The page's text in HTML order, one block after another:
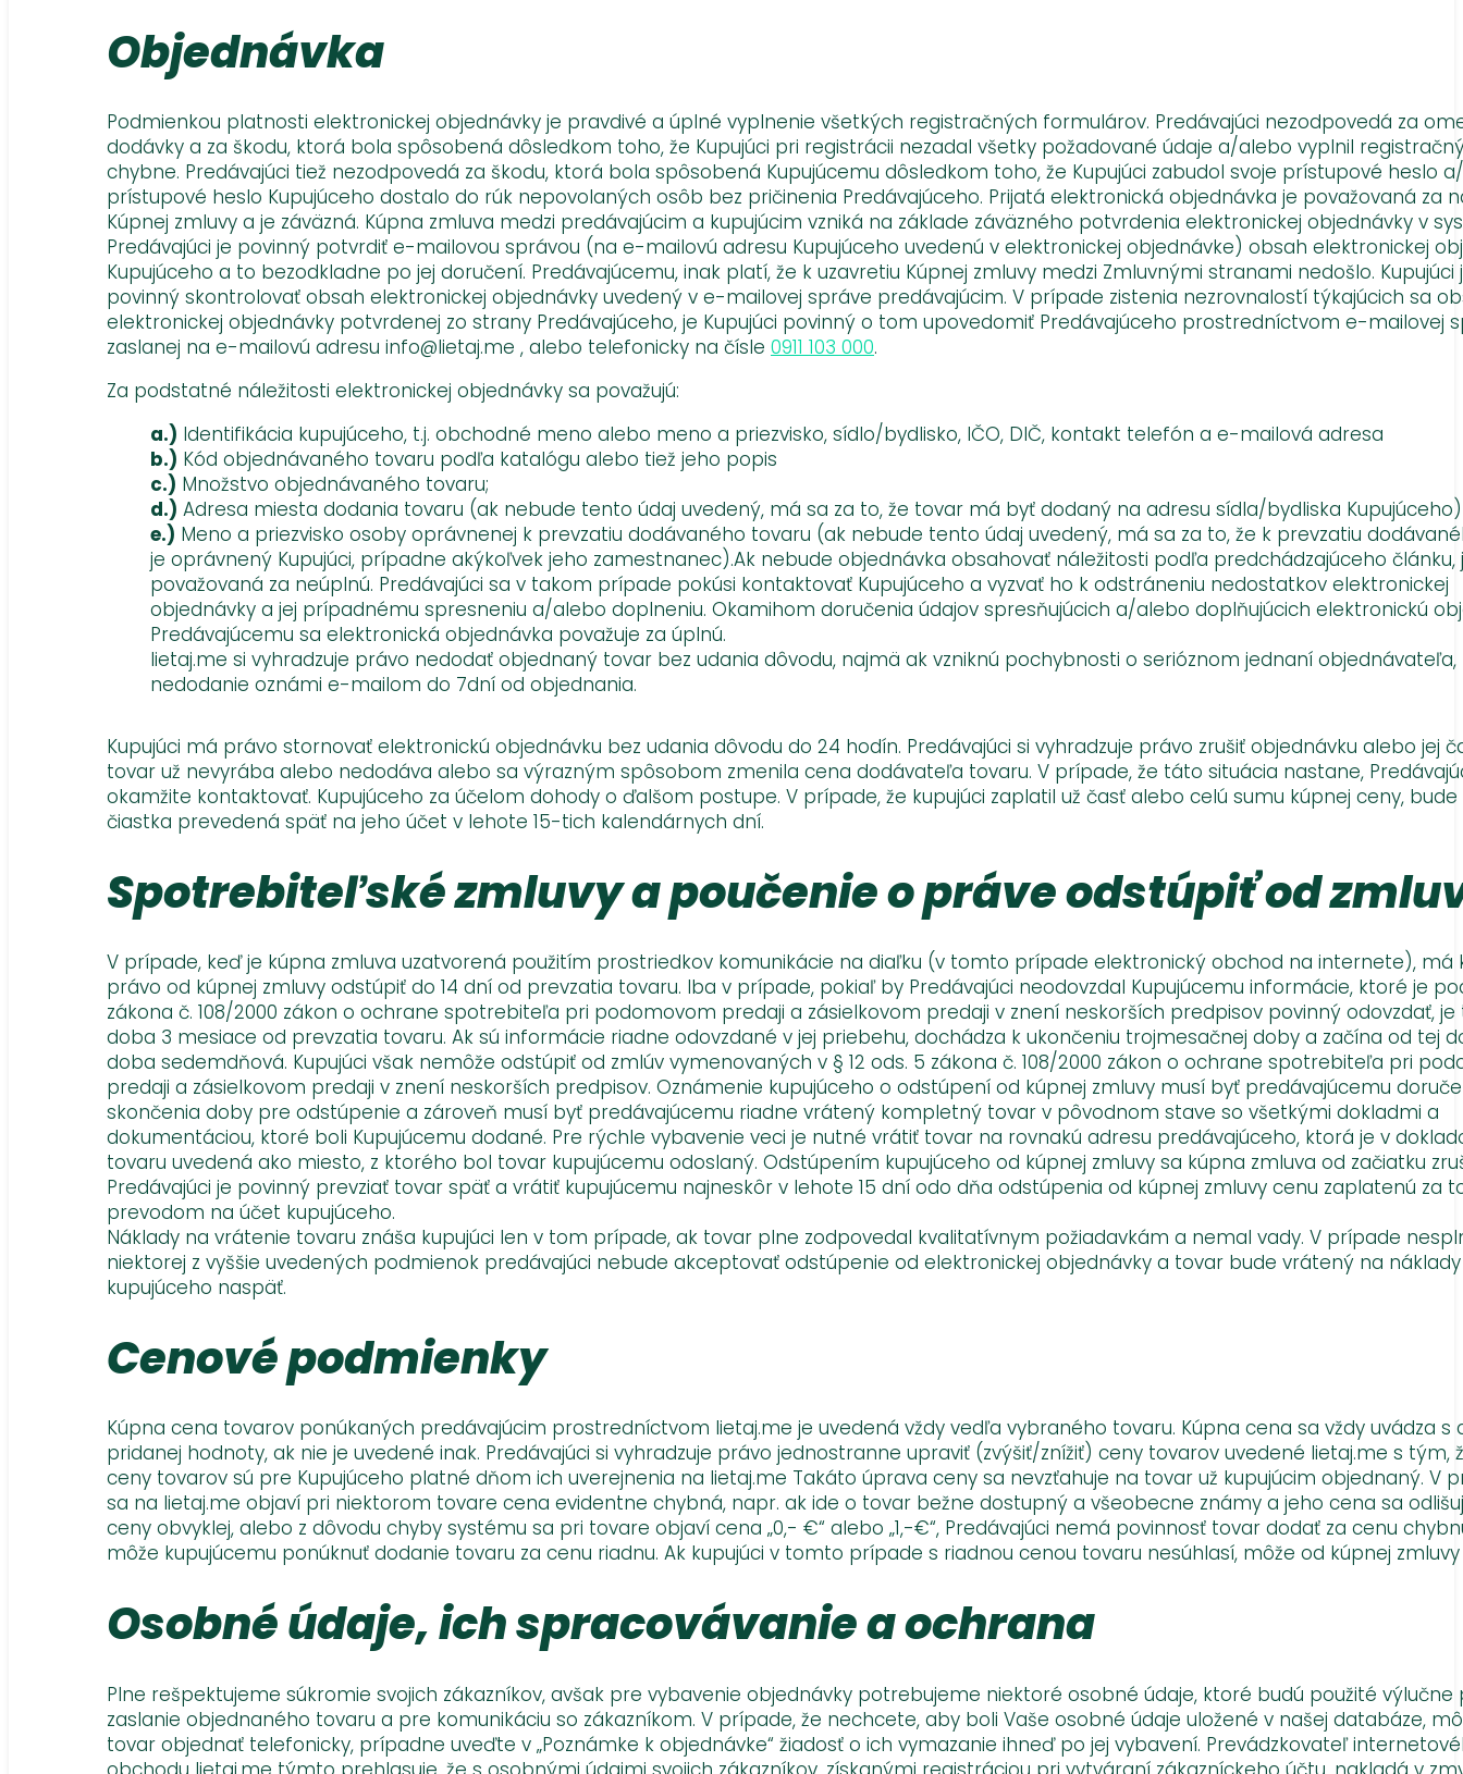
Objednávka
Podmienkou platnosti elektronickej objednávky je pravdivé a úplné vyplnenie všetkých registračných formulárov. Predávajúci nezodpovedá za
dodávky a za škodu, ktorá bola spôsobená dôsledkom toho, že Kupujúci pri registrácii nezadal všetky požadované údaje a/alebo vyplnil
chybne. Predávajúci tiež nezodpovedá za škodu, ktorá bola spôsobená Kupujúcemu dôsledkom toho, že Kupujúci zabudol svoje prístupové heslo
prístupové heslo Kupujúceho dostalo do rúk nepovolaných osôb bez pričinenia Predávajúceho. Prijatá elektronická objednávka je považovaná za
Kúpnej zmluvy a je záväzná. Kúpna zmluva medzi predávajúcim a kupujúcim vzniká na základe záväzného potvrdenia elektronickej objednávky v
Predávajúci je povinný potvrdiť e-mailovou správou (na e-mailovú adresu Kupujúceho uvedenú v elektronickej objednávke) obsah elektronickej
Kupujúceho a to bezodkladne po jej doručení. Predávajúcemu, inak platí, že k uzavretiu Kúpnej zmluvy medzi Zmluvnými stranami nedošlo. Kupujúci
povinný skontrolovať obsah elektronickej objednávky uvedený v e-mailovej správe predávajúcim. V prípade zistenia nezrovnalostí týkajúcich sa
elektronickej objednávky potvrdenej zo strany Predávajúceho, je Kupujúci povinný o tom upovedomiť Predávajúceho prostredníctvom e-mailovej
zaslanej na e-mailovú adresu info@lietaj.me , alebo telefonicky na čísle 0911 103 000.
Za podstatné náležitosti elektronickej objednávky sa považujú:
a.) Identifikácia kupujúceho, t.j. obchodné meno alebo meno a priezvisko, sídlo/bydlisko, IČO, DIČ, kontakt telefón a e-mailová adresa
b.) Kód objednávaného tovaru podľa katalógu alebo tiež jeho popis
c.) Množstvo objednávaného tovaru;
d.) Adresa miesta dodania tovaru (ak nebude tento údaj uvedený, má sa za to, že tovar má byť dodaný na adresu sídla/bydliska Kupujúceho)
e.) Meno a priezvisko osoby oprávnenej k prevzatiu dodávaného tovaru (ak nebude tento údaj uvedený, má sa za to, že k prevzatiu
je oprávnený Kupujúci, prípadne akýkoľvek jeho zamestnanec).Ak nebude objednávka obsahovať náležitosti podľa predchádzajúceho článku,
považovaná za neúplnú. Predávajúci sa v takom prípade pokúsi kontaktovať Kupujúceho a vyzvať ho k odstráneniu nedostatkov elektronickej
objednávky a jej prípadnému spresneniu a/alebo doplneniu. Okamihom doručenia údajov spresňujúcich a/alebo doplňujúcich elektronickú
Predávajúcemu sa elektronická objednávka považuje za úplnú.
lietaj.me si vyhradzuje právo nedodať objednaný tovar bez udania dôvodu, najmä ak vzniknú pochybnosti o serióznom jednaní
nedodanie oznámi e-mailom do 7dní od objednania.
Kupujúci má právo stornovať elektronickú objednávku bez udania dôvodu do 24 hodín. Predávajúci si vyhradzuje právo zrušiť objednávku alebo jej
tovar už nevyrába alebo nedodáva alebo sa výrazným spôsobom zmenila cena dodávateľa tovaru. V prípade, že táto situácia nastane,
okamžite kontaktovať. Kupujúceho za účelom dohody o ďalšom postupe. V prípade, že kupujúci zaplatil už časť alebo celú sumu kúpnej ceny,
čiastka prevedená späť na jeho účet v lehote 15-tich kalendárnych dní.
Spotrebiteľské zmluvy a poučenie o práve odstúpiť od
V prípade, keď je kúpna zmluva uzatvorená použitím prostriedkov komunikácie na diaľku (v tomto prípade elektronický obchod na internete), má
právo od kúpnej zmluvy odstúpiť do 14 dní od prevzatia tovaru. Iba v prípade, pokiaľ by Predávajúci neodovzdal Kupujúcemu informácie, ktoré je
zákona č. 108/2000 zákon o ochrane spotrebiteľa pri podomovom predaji a zásielkovom predaji v znení neskorších predpisov povinný odovzdať,
doba 3 mesiace od prevzatia tovaru. Ak sú informácie riadne odovzdané v jej priebehu, dochádza k ukončeniu trojmesačnej doby a začína od tej
doba sedemdňová. Kupujúci však nemôže odstúpiť od zmlúv vymenovaných v § 12 ods. 5 zákona č. 108/2000 zákon o ochrane spotrebiteľa pri
predaji a zásielkovom predaji v znení neskorších predpisov. Oznámenie kupujúceho o odstúpení od kúpnej zmluvy musí byť predávajúcemu
skončenia doby pre odstúpenie a zároveň musí byť predávajúcemu riadne vrátený kompletný tovar v pôvodnom stave so všetkými dokladmi a
dokumentáciou, ktoré boli Kupujúcemu dodané. Pre rýchle vybavenie veci je nutné vrátiť tovar na rovnakú adresu predávajúceho, ktorá je v
tovaru uvedená ako miesto, z ktorého bol tovar kupujúcemu odoslaný. Odstúpením kupujúceho od kúpnej zmluvy sa kúpna zmluva od začiatku
Predávajúci je povinný prevziať tovar späť a vrátiť kupujúcemu najneskôr v lehote 15 dní odo dňa odstúpenia od kúpnej zmluvy cenu zaplatenú za
prevodom na účet kupujúceho.
Náklady na vrátenie tovaru znáša kupujúci len v tom prípade, ak tovar plne zodpovedal kvalitatívnym požiadavkám a nemal vady. V prípade
niektorej z vyššie uvedených podmienok predávajúci nebude akceptovať odstúpenie od elektronickej objednávky a tovar bude vrátený na náklady
kupujúceho naspäť.
Cenové podmienky
Kúpna cena tovarov ponúkaných predávajúcim prostredníctvom lietaj.me je uvedená vždy vedľa vybraného tovaru. Kúpna cena sa vždy uvádza s
pridanej hodnoty, ak nie je uvedené inak. Predávajúci si vyhradzuje právo jednostranne upraviť (zvýšiť/znížiť) ceny tovarov uvedené lietaj.me s tým,
ceny tovarov sú pre Kupujúceho platné dňom ich uverejnenia na lietaj.me Takáto úprava ceny sa nevzťahuje na tovar už kupujúcim objednaný. V
sa na lietaj.me objaví pri niektorom tovare cena evidentne chybná, napr. ak ide o tovar bežne dostupný a všeobecne známy a jeho cena sa
ceny obvyklej, alebo z dôvodu chyby systému sa pri tovare objaví cena „0,- €“ alebo „1,-€“, Predávajúci nemá povinnosť tovar dodať za cenu
môže kupujúcemu ponúknuť dodanie tovaru za cenu riadnu. Ak kupujúci v tomto prípade s riadnou cenou tovaru nesúhlasí, môže od kúpnej
Osobné údaje, ich spracovávanie a ochrana
Plne rešpektujeme súkromie svojich zákazníkov, avšak pre vybavenie objednávky potrebujeme niektoré osobné údaje, ktoré budú použité výlučne
zaslanie objednaného tovaru a pre komunikáciu so zákazníkom. V prípade, že nechcete, aby boli Vaše osobné údaje uložené v našej databáze,
tovar objednať telefonicky, prípadne uveďte v „Poznámke k objednávke“ žiadosť o ich vymazanie ihneď po jej vybavení. Prevádzkovateľ